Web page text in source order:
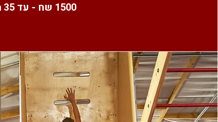
1500 שח - עד 35 משתתפים